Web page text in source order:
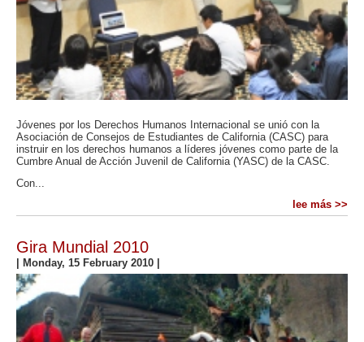
Jóvenes por los Derechos Humanos Internacional se unió con la
Asociación de Consejos de Estudiantes de California (CASC) para
instruir en los derechos humanos a líderes jóvenes como parte de la
Cumbre Anual de Acción Juvenil de California (YASC) de la CASC.
Con...
lee más >>
Gira Mundial 2010
Monday, 15 February 2010